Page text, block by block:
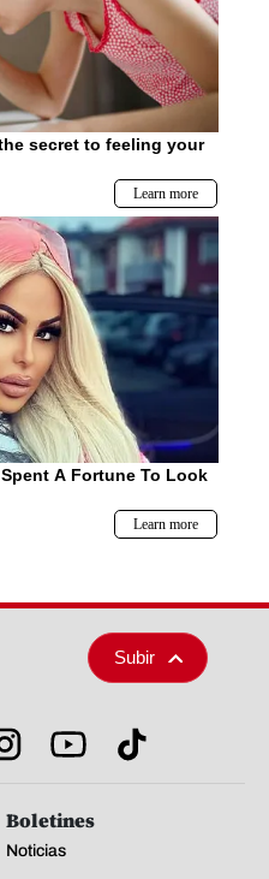
Subir
Boletines
Noticias